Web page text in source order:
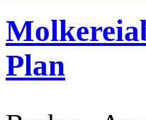
Plan